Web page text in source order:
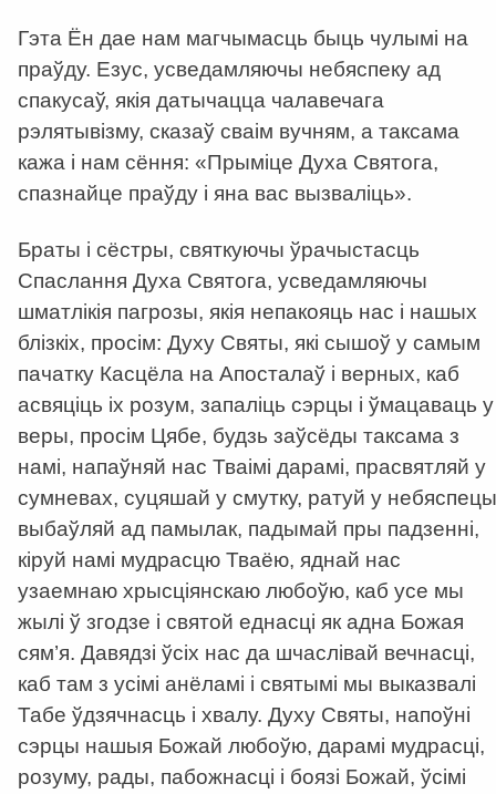
Гэта Ён дае нам магчымасць быць чулымі на
праўду. Езус, усведамляючы небяспеку ад
спакусаў, якія датычацца чалавечага
рэлятывізму, сказаў сваім вучням, а таксама
кажа і нам сёння: «Прыміце Духа Святога,
спазнайце праўду і яна вас вызваліць».
Браты і сёстры, святкуючы ўрачыстасць
Спаслання Духа Святога, усведамляючы
шматлікія пагрозы, якія непакояць нас і нашых
блізкіх, просім: Духу Святы, які сышоў у самым
пачатку Касцёла на Апосталаў і верных, каб
асвяціць іх розум, запаліць сэрцы і ўмацаваць у
веры, просім Цябе, будзь заўсёды таксама з
намі, напаўняй нас Тваімі дарамі, прасвятляй у
сумневах, суцяшай у смутку, ратуй у
выбаўляй ад памылак, падымай пры падзенні,
кіруй намі мудрасцю Тваёю, яднай нас
узаемнаю хрысціянскаю любоўю, каб усе мы
жылі ў згодзе і святой еднасці як адна Божая
сям’я. Давядзі ўсіх нас да шчаслівай вечнасці,
каб там з усімі анёламі і святымі мы выказвалі
Табе ўдзячнасць і хвалу. Духу Святы, напоўні
сэрцы нашыя Божай любоўю, дарамі мудрасці,
розуму, рады, пабожнасці і боязі Божай, ўсімі